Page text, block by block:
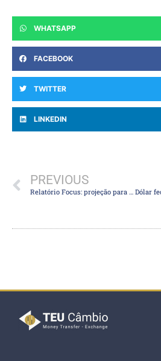
WHATSAPP
FACEBOOK
TWITTER
LINKEDIN
PREVIOUS